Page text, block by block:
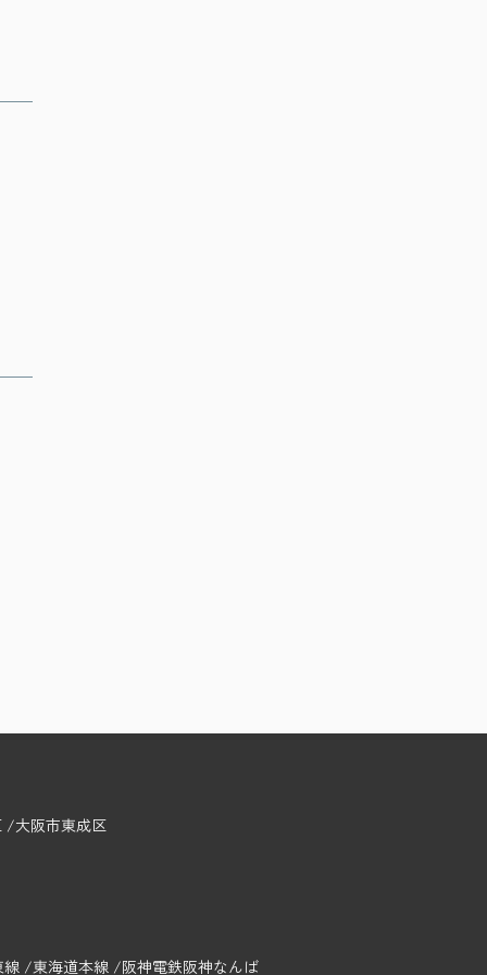
大阪市東成区
線 東海道本線 阪神電鉄阪神なんば